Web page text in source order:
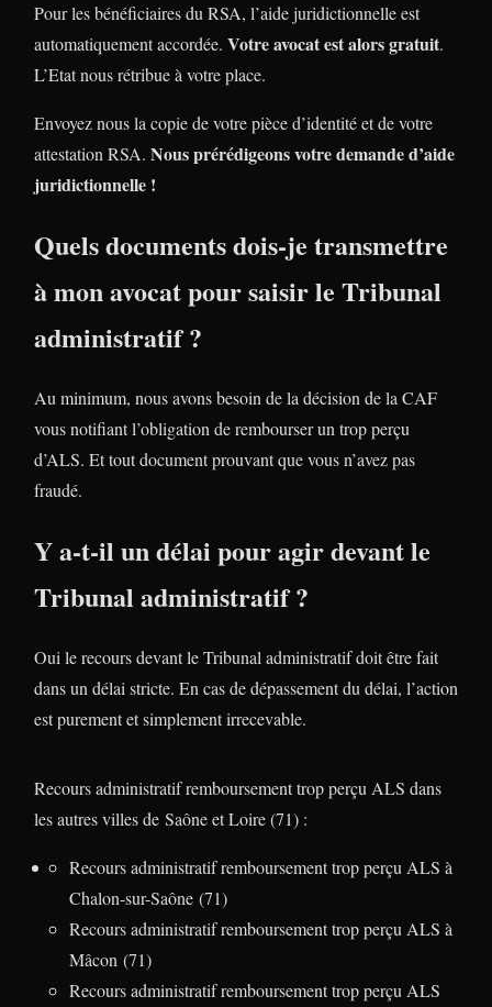
Pour les bénéficiaires du RSA, l’aide juridictionnelle est
automatiquement accordée. Votre avocat est alors gratuit.
L’Etat nous rétribue à votre place.
Envoyez nous la copie de votre pièce d’identité et de votre
attestation RSA. Nous prérédigeons votre demande d’aide
juridictionnelle !
Quels documents dois-je transmettre
à mon avocat pour saisir le Tribunal
administratif ?
Au minimum, nous avons besoin de la décision de la CAF
vous notifiant l’obligation de rembourser un trop perçu
d’ALS. Et tout document prouvant que vous n’avez pas
fraudé.
Y a-t-il un délai pour agir devant le
Tribunal administratif ?
Oui le recours devant le Tribunal administratif doit être fait
dans un délai stricte. En cas de dépassement du délai, l’action
est purement et simplement irrecevable.
Recours administratif remboursement trop perçu ALS dans
les autres villes de Saône et Loire (71) :
Recours administratif remboursement trop perçu ALS à
Chalon-sur-Saône (71)
Recours administratif remboursement trop perçu ALS à
Mâcon (71)
Recours administratif remboursement trop perçu ALS